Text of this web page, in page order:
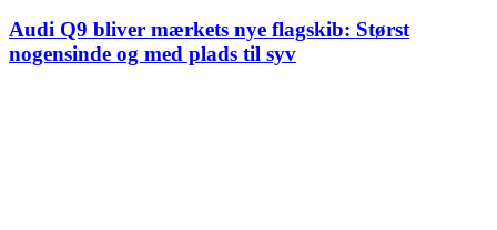
Audi Q9 bliver mærkets nye flagskib: Størst
nogensinde og med plads til syv